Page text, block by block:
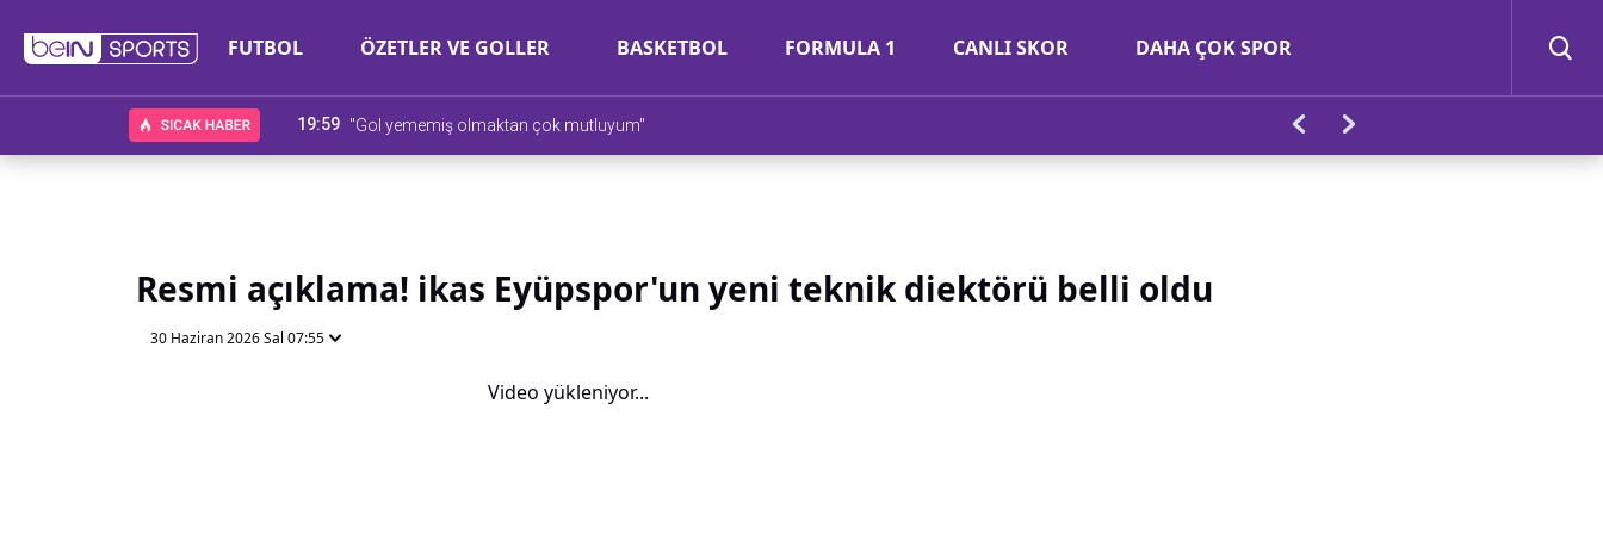
FUTBOL ÖZETLER VE GOLLER BASKETBOL FORMULA 1 CANLI SKOR DAHA ÇOK SPOR
19:59 "Gol yememiş olmaktan çok mutluyum"
Resmi açıklama! ikas Eyüpspor'un yeni teknik diektörü belli oldu
30 Haziran 2026 Sal 07:55
Video yükleniyor...